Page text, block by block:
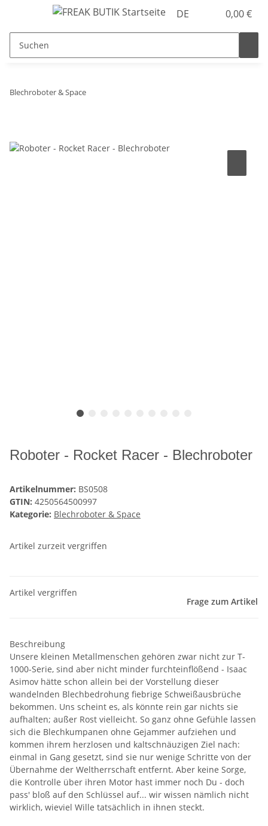
DE 0,00 €
Blechroboter & Space
Roboter - Rocket Racer - Blechroboter
Artikelnummer: BS0508
GTIN: 4250564500997
Kategorie: Blechroboter & Space
Artikel zurzeit vergriffen
Artikel vergriffen
Frage zum Artikel
Beschreibung
Unsere kleinen Metallmenschen gehören zwar nicht zur T-
1000-Serie, sind aber nicht minder furchteinflößend - Isaac
Asimov hätte schon allein bei der Vorstellung dieser
wandelnden Blechbedrohung fiebrige Schweißausbrüche
bekommen. Uns scheint es, als könnte rein gar nichts sie
aufhalten; außer Rost vielleicht. So ganz ohne Gefühle lassen
sich die Blechkumpanen ohne Gejammer aufziehen und
kommen ihrem herzlosen und kaltschnäuzigen Ziel nach:
einmal in Gang gesetzt, sind sie nur wenige Schritte von der
Übernahme der Weltherrschaft entfernt. Aber keine Sorge,
die Kontrolle über ihren Motor hast immer noch Du - doch
pass' bloß auf den Schlüssel auf... wir wissen nämlich nicht
wirklich, wieviel Wille tatsächlich in ihnen steckt.